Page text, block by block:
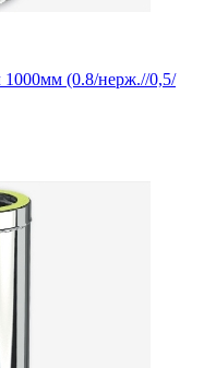
1000мм (0.8/нерж.//0,5/